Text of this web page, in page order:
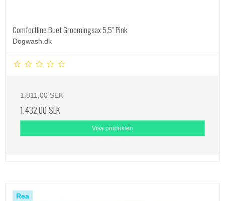
Comfortline Buet Groomingsax 5,5" Pink
Dogwash.dk
1.811,00 SEK
1.432,00 SEK
Visa produkten
Rea